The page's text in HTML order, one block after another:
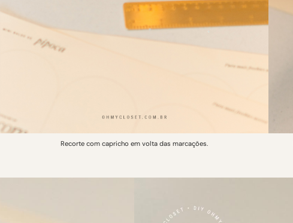
Recorte com capricho em volta das marcações.